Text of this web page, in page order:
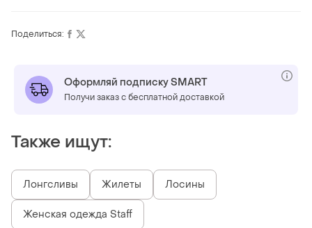
Поделиться:
Оформляй подписку SMART
Получи заказ с бесплатной доставкой
Также ищут:
Лонгсливы Жилеты Лосины
Женская одежда Staff